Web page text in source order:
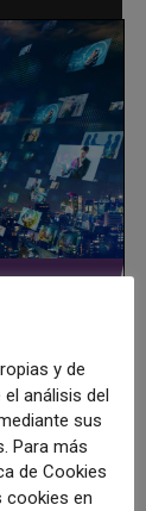
y de
análisis del
sus
Para más
de Cookies
cookies en